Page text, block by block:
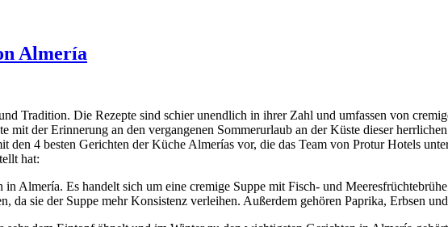
Almería
Tradition. Die Rezepte sind schier unendlich in ihrer Zahl und umfassen von
mit der Erinnerung an den vergangenen Sommerurlaub an der Küste dieser
den 4 besten Gerichten der Küche Almerías vor, die das Team von Protur Hotels
hat:
Almería. Es handelt sich um eine cremige Suppe mit Fisch- und
da sie der Suppe mehr Konsistenz verleihen. Außerdem gehören Paprika, Erbsen